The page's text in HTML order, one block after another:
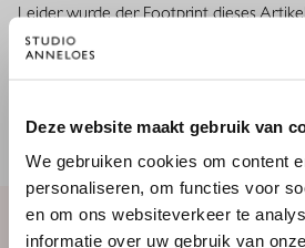
Deze website maakt gebruik van
We gebruiken cookies om content
personaliseren, om functies voor
en om ons websiteverkeer te
informatie over uw gebruik van
• Aus Canvas gefertigt
Leider wurde der Footprint dieses
Der Footprint von 80% unserer
Rest wird bearbeitet.
WILLKOMMEN BEI
ANNELOES
Es scheint, dass du uns von einem